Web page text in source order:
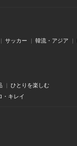
サッカー 韓流・アジア
ひとりを楽しむ
・キレイ